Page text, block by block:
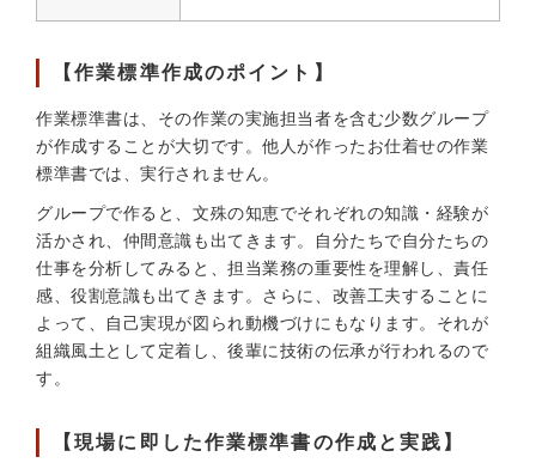
【作業標準作成のポイント】
作業標準書は、その作業の実施担当者を含む少数グループ
が作成することが大切です。他人が作ったお仕着せの作業
標準書では、実行されません。
グループで作ると、文殊の知恵でそれぞれの知識・経験が
活かされ、仲間意識も出てきます。自分たちで自分たちの
仕事を分析してみると、担当業務の重要性を理解し、責任
感、役割意識も出てきます。さらに、改善工夫することに
よって、自己実現が図られ動機づけにもなります。それが
組織風土として定着し、後輩に技術の伝承が行われるので
す。
【現場に即した作業標準書の作成と実践】